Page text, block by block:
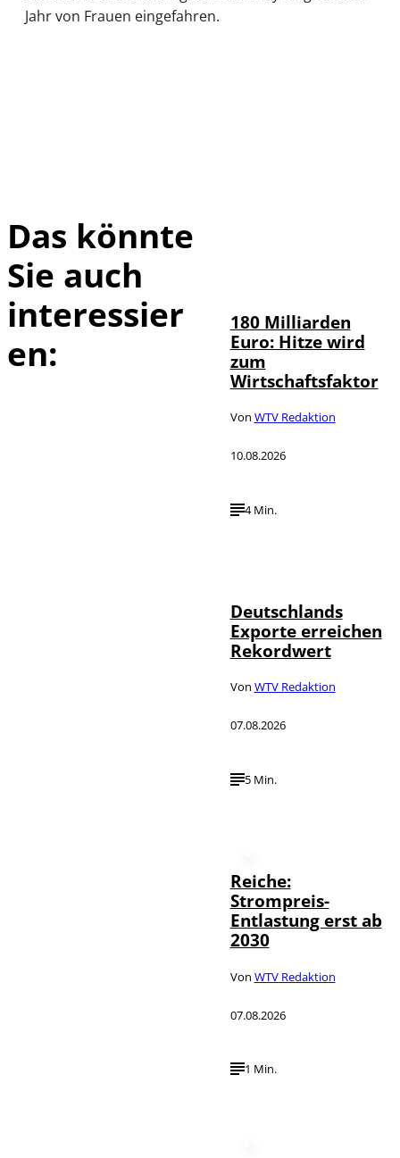
Jahr von Frauen eingefahren.
Das könnte
Sie auch
interessier
en:
180 Milliarden
Euro: Hitze wird
zum
Wirtschaftsfaktor
Von WTV Redaktion
10.08.2026
4 Min.
Deutschlands
Exporte erreichen
Rekordwert
Von WTV Redaktion
07.08.2026
5 Min.
Reiche:
Strompreis-
Entlastung erst ab
2030
Von WTV Redaktion
07.08.2026
1 Min.